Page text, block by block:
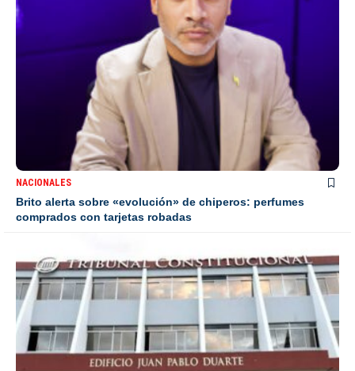
NACIONALES
Brito alerta sobre «evolución» de chiperos: perfumes
comprados con tarjetas robadas